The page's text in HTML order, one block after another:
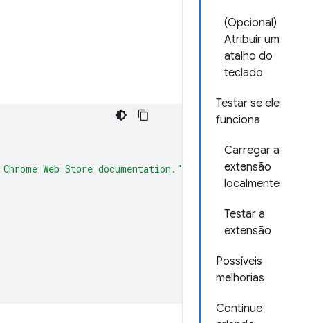
(Opcional)
Atribuir um
atalho do
teclado
Testar se ele
funciona
Carregar a
extensão
localmente
Testar a
extensão
Possíveis
melhorias
Continue
Web Store documentation."